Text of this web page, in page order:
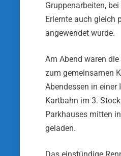
Gruppen­arbeiten,
Erlernte auch gleich
angewendet wurde.
Am Abend waren
zum gemeinsamen
Abendessen in einer
Kartbahn im 3.
Parkhauses mitten
geladen.